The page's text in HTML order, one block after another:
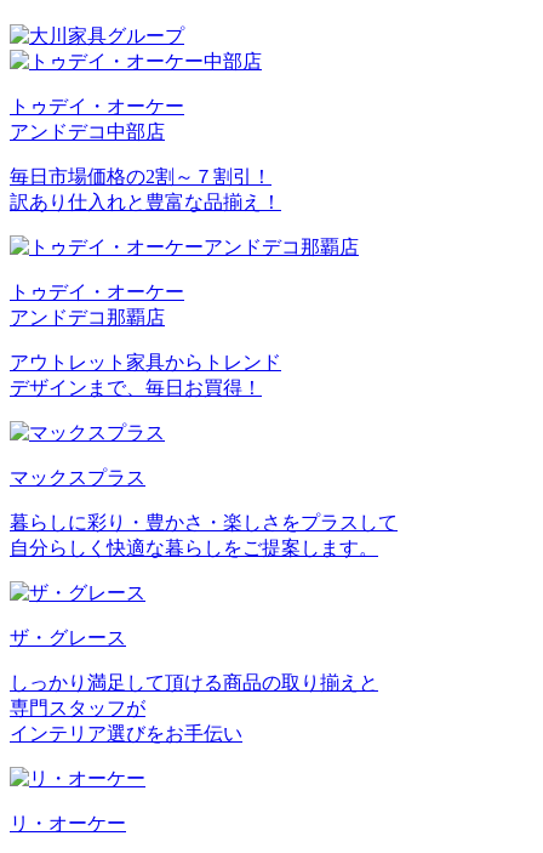
トゥデイ・オーケー
アンドデコ中部店
毎日市場価格の2割～７割引！
訳あり仕入れと豊富な品揃え！
トゥデイ・オーケー
アンドデコ那覇店
アウトレット家具からトレンド
デザインまで、毎日お買得！
マックスプラス
暮らしに彩り・豊かさ・楽しさをプラスして
自分らしく快適な暮らしをご提案します。
ザ・グレース
しっかり満足して頂ける商品の取り揃えと
専門スタッフが
インテリア選びをお手伝い
リ・オーケー